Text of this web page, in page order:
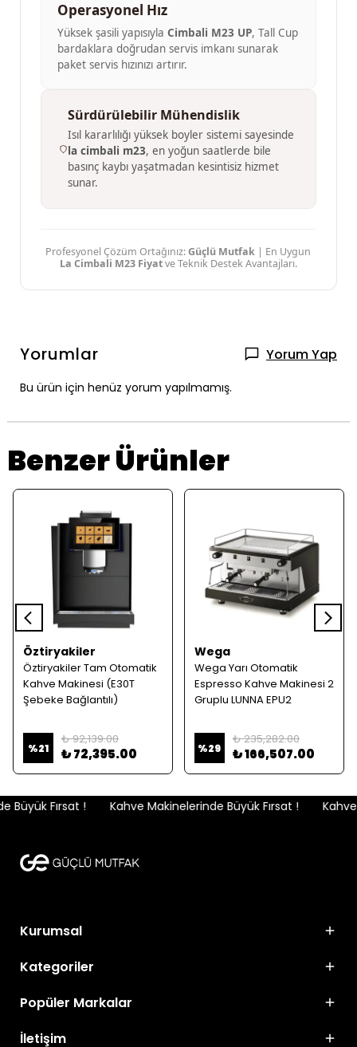
Operasyonel Hız
Yüksek şasili yapısıyla Cimbali M23 UP, Tall Cup
bardaklara doğrudan servis imkanı sunarak
paket servis hızınızı artırır.
Sürdürülebilir Mühendislik
Isıl kararlılığı yüksek boyler sistemi sayesinde
la cimbali m23, en yoğun saatlerde bile
basınç kaybı yaşatmadan kesintisiz hizmet
sunar.
Profesyonel Çözüm Ortağınız:Güçlü Mutfak | En Uygun
La Cimbali M23 Fiyatve Teknik Destek Avantajları.
Yorumlar Yorum Yap
Bu ürün için henüz yorum yapılmamış.
Benzer Ürünler
Öztiryakiler
Öztiryakiler Tam Otomatik
Kahve Makinesi (E30T
Şebeke Bağlantılı)
%21
₺ 92,139.00
₺ 72,395.00
Wega
Wega Yarı Otomatik
Espresso Kahve Makinesi 2
Gruplu LUNNA EPU2
%29
₺ 235,282.00
₺ 166,507.00
Fırsat ! Kahve Makinelerinde Büyük Fırsat ! Kahve
Kurumsal
Kategoriler
Popüler Markalar
İletişim